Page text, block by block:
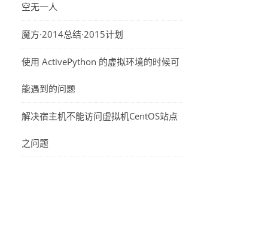
空无一人
魔方·2014总结·2015计划
使用 ActivePython 的虚拟环境的时候可
能遇到的问题
解决宿主机不能访问虚拟机CentOS站点
之问题